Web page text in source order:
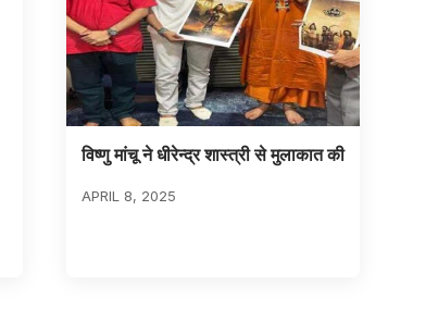
विष्णु मांचू ने धीरेन्द्र शास्त्री से मुलाकात की
APRIL 8, 2025